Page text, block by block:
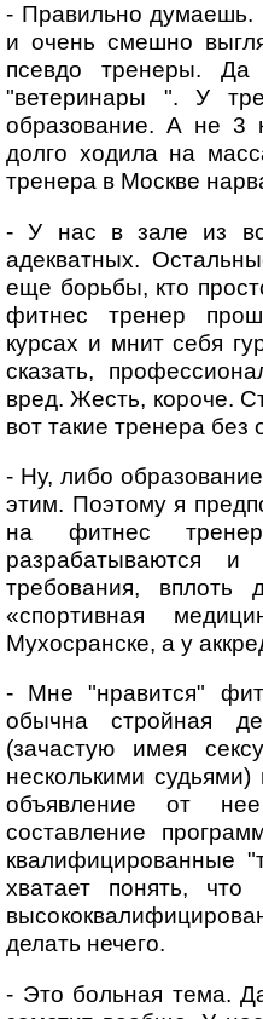
- Правильно думаешь.
и очень смешно
псевдо тренеры.
"ветеринары ". У
образование. А не 3
долго ходила на
тренера в Москве
- У нас в зале из
адекватных.
еще борьбы, кто
фитнес тренер
курсах и мнит себя
сказать,
вред. Жесть, короче.
вот такие тренера без
- Ну, либо
этим. Поэтому я
на фитнес
разрабатываются
требования, вплоть
«спортивная
Мухосранске, а у
- Мне "нравится"
обычна стройная
(зачастую имея
несколькими
объявление от
составление
квалифицированные
хватает понять,
делать нечего.
- Это больная тема.